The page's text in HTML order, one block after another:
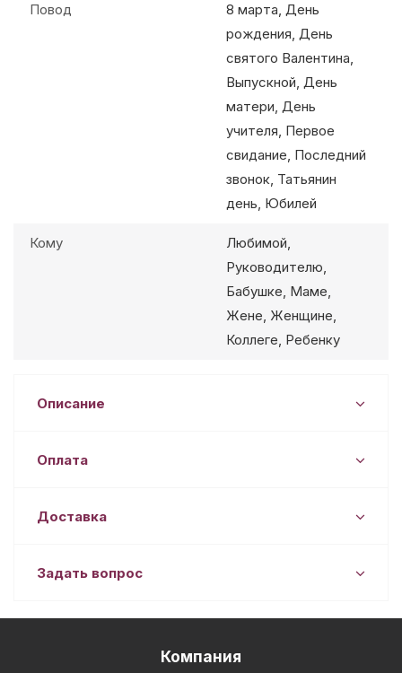
Повод
8 марта, День
рождения, День
святого Валентина,
Выпускной, День
матери, День
учителя, Первое
свидание, Последний
звонок, Татьянин
день, Юбилей
Кому
Любимой,
Руководителю,
Бабушке, Маме,
Жене, Женщине,
Коллеге, Ребенку
Описание
Оплата
Доставка
Задать вопрос
Компания